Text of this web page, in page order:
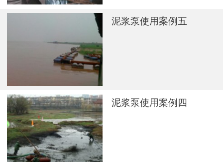
泥浆泵使用案例五
泥浆泵使用案例四